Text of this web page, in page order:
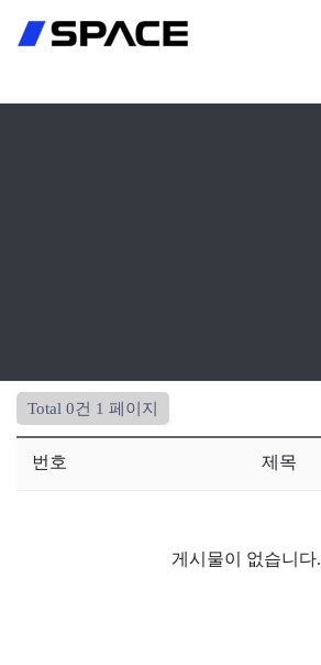
로그인
Total 0건 1 페이지
번호 제목
게시물이 없습니다.